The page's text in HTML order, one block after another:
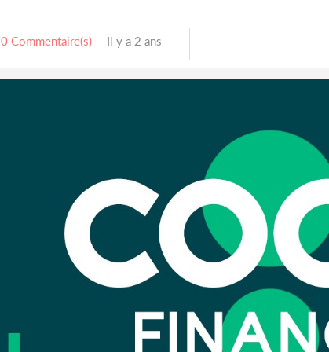
0 Commentaire(s) Il y a 2 ans